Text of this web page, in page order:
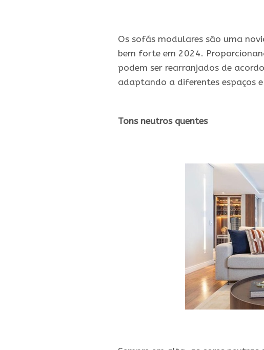
Os sofás modulares são uma
bem forte em 2024.
podem ser rearranjados de
adaptando a diferentes espaços
Tons neutros quentes